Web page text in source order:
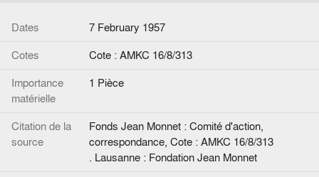
Dates
7 February 1957
Cotes
Cote : AMKC 16/8/313
Importance
matérielle
1 Pièce
Citation de la
source
Fonds Jean Monnet : Comité d'action,
correspondance, Cote : AMKC 16/8/313
. Lausanne : Fondation Jean Monnet